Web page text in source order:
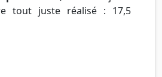
tout juste réalisé : 17,5